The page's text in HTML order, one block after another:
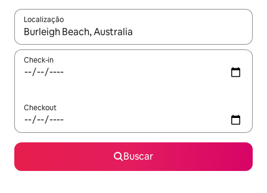
Localização
Quando os resultados estiverem disponíveis, explore-os
Check-in
Checkout
Buscar